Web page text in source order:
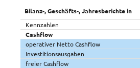
Bilanz-, Geschäfts-, Jahresberichte in
Kennzahlen
Cashflow
operativer Netto Cashflow
Investitionsausgaben
freier Cashflow